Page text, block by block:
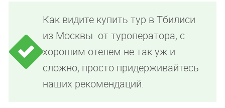
Как видите купить тур в Тбилиси
из Москвы от туроператора, с
хорошим отелем не так уж и
сложно, просто придерживайтесь
наших рекомендаций.